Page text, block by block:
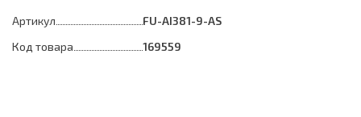
Артикул
FU-AI381-9-AS
Код товара
169559